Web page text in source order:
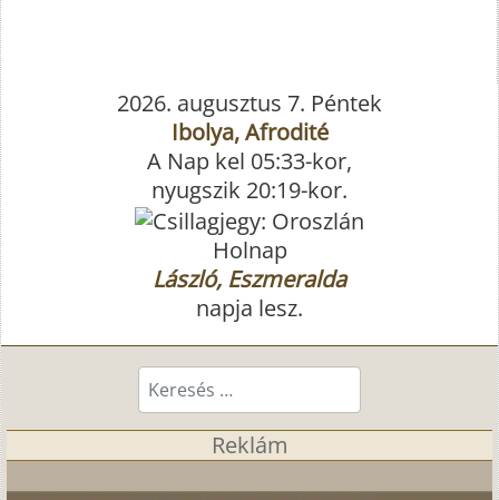
2026. augusztus 7. Péntek
Ibolya, Afrodité
A Nap kel 05:33-kor,
nyugszik 20:19-kor.
Holnap
László, Eszmeralda
napja lesz.
Keresés...
Reklám